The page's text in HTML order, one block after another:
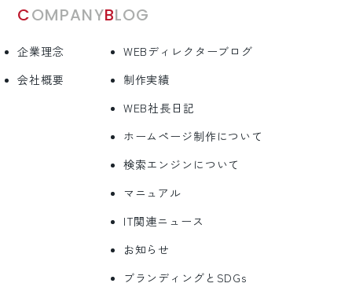
COMPANY
企業理念
会社概要
BLOG
WEBディレクターブログ
制作実績
WEB社長日記
ホームページ制作について
検索エンジンについて
マニュアル
IT関連ニュース
お知らせ
ブランディングとSDGs